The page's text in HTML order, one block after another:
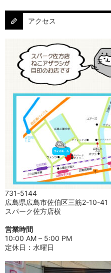
アクセス
731-5144
広島県広島市佐伯区三筋2-10-41
スパーク佐方店横
営業時間
10:00 AM – 5:00 PM
定休日：水曜日